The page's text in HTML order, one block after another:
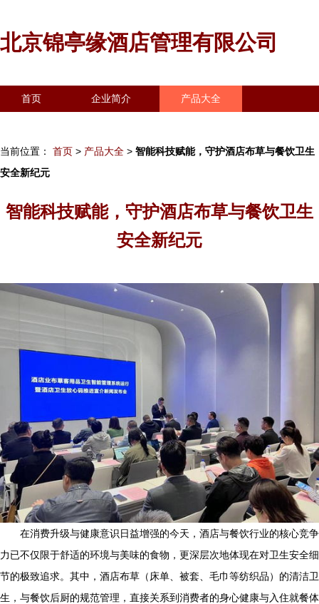
北京锦亭缘酒店管理有限公司
首页 企业简介 产品大全
当前位置： 首页 > 产品大全 > 智能科技赋能，守护酒店布草与餐饮卫生
安全新纪元
智能科技赋能，守护酒店布草与餐饮卫生
安全新纪元
在消费升级与健康意识日益增强的今天，酒店与餐饮行业的核心竞争
力已不仅限于舒适的环境与美味的食物，更深层次地体现在对卫生安全细
节的极致追求。其中，酒店布草（床单、被套、毛巾等纺织品）的清洁卫
生，与餐饮后厨的规范管理，直接关系到消费者的身心健康与入住就餐体